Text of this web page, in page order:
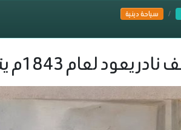
سياحة دينية
1843م يتصدر مقتنيات متحف القرآن الكريم بمكة